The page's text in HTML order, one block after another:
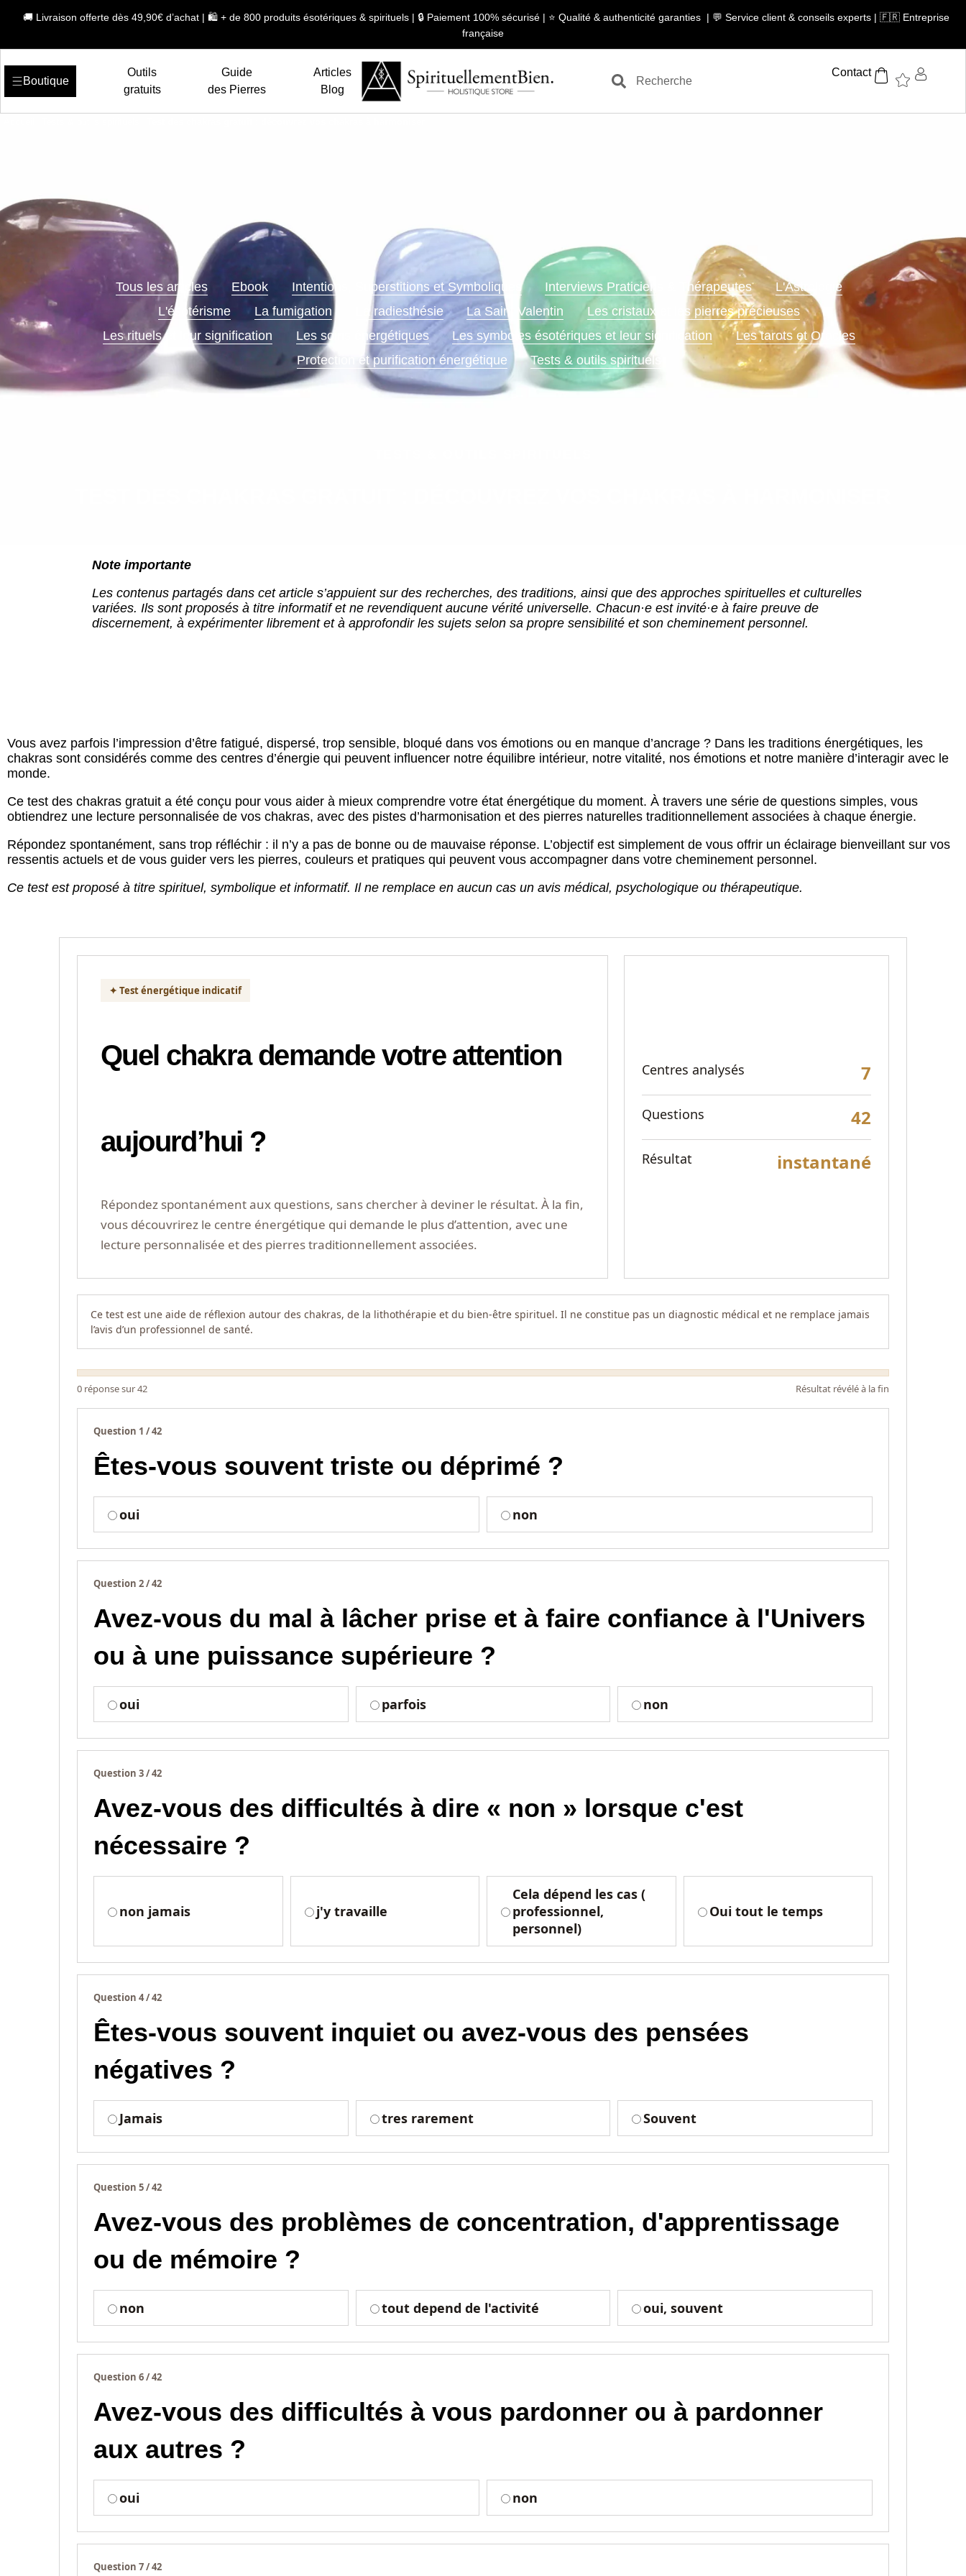
🚚 Livraison offerte dès 49,90€ d’achat | 🛍️ + de 800 produits ésotériques & spirituels | 🔒 Paiement 100% sécurisé | ⭐ Qualité & authenticité garanties | 💬 Service client & conseils experts | 🇫🇷 Entreprise
française
Boutique
Outils
gratuits
Guide
des Pierres
Articles
Blog
Contact
Tous les articles Ebook Intentions, Superstitions et Symboliques Interviews Praticiens & Thérapeutes
L'Astrologie
L'ésotérisme
La fumigation La radiesthésie La Saint Valentin
Les cristaux et les pierres précieuses
Les rituels et leur signification
Les soins énergétiques Les symboles ésotériques et leur signification
Les tarots et Oracles
Protection et purification énergétique
Tests & outils spirituels
Note importante
Les contenus partagés dans cet article s’appuient sur des recherches, des traditions, ainsi que des approches spirituelles et culturelles
variées. Ils sont proposés à titre informatif et ne revendiquent aucune vérité universelle. Chacun·e est invité·e à faire preuve de
discernement, à expérimenter librement et à approfondir les sujets selon sa propre sensibilité et son cheminement personnel.
Vous avez parfois l’impression d’être fatigué, dispersé, trop sensible, bloqué dans vos émotions ou en manque d’ancrage ? Dans les traditions énergétiques, les
chakras sont considérés comme des centres d’énergie qui peuvent influencer notre équilibre intérieur, notre vitalité, nos émotions et notre manière d’interagir avec le
monde.
Ce test des chakras gratuit a été conçu pour vous aider à mieux comprendre votre état énergétique du moment. À travers une série de questions simples, vous
obtiendrez une lecture personnalisée de vos chakras, avec des pistes d’harmonisation et des pierres naturelles traditionnellement associées à chaque énergie.
Répondez spontanément, sans trop réfléchir : il n’y a pas de bonne ou de mauvaise réponse. L’objectif est simplement de vous offrir un éclairage bienveillant sur vos
ressentis actuels et de vous guider vers les pierres, couleurs et pratiques qui peuvent vous accompagner dans votre cheminement personnel.
Ce test est proposé à titre spirituel, symbolique et informatif. Il ne remplace en aucun cas un avis médical, psychologique ou thérapeutique.
✦ Test énergétique indicatif
Quel chakra demande votre attention
aujourd’hui ?
Répondez spontanément aux questions, sans chercher à deviner le résultat. À la fin,
vous découvrirez le centre énergétique qui demande le plus d’attention, avec une
lecture personnalisée et des pierres traditionnellement associées.
Centres analysés 7
Questions 42
Résultat instantané
Ce test est une aide de réflexion autour des chakras, de la lithothérapie et du bien-être spirituel. Il ne constitue pas un diagnostic médical et ne remplace jamais
l’avis d’un professionnel de santé.
0 réponse sur 42 Résultat révélé à la fin
Question 1 / 42
Êtes-vous souvent triste ou déprimé ?
oui non
Question 2 / 42
Avez-vous du mal à lâcher prise et à faire confiance à l'Univers
ou à une puissance supérieure ?
oui parfois non
Question 3 / 42
Avez-vous des difficultés à dire « non » lorsque c'est
nécessaire ?
non jamais j'y travaille
Cela dépend les cas (
professionnel,
personnel)
Oui tout le temps
Question 4 / 42
Êtes-vous souvent inquiet ou avez-vous des pensées
négatives ?
Jamais tres rarement Souvent
Question 5 / 42
Avez-vous des problèmes de concentration, d'apprentissage
ou de mémoire ?
non tout depend de l'activité oui, souvent
Question 6 / 42
Avez-vous des difficultés à vous pardonner ou à pardonner
aux autres ?
oui non
Question 7 / 42